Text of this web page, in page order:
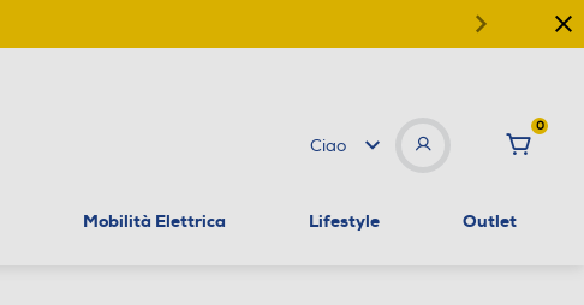
Ciao
0
Mobilità Elettrica Lifestyle Outlet